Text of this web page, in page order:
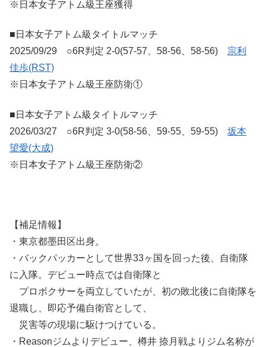
※日本女子アトム級王座獲得
■日本女子アトム級タイトルマッチ
2025/09/29 ○6R判定 2-0(57-57、58-56、58-56) 宗利
佳歩(RST)
※日本女子アトム級王座防衛①
■日本女子アトム級タイトルマッチ
2026/03/27 ○6R判定 3-0(58-56、59-55、59-55) 坂本
望愛(大成)
※日本女子アトム級王座防衛②
【補足情報】
・東京都墨田区出身。
・バックパッカーとして世界33ヶ国を回った後、自衛隊
に入隊。デビュー時点では自衛隊と
プロボクサーを両立していたが、初の敗北後に自衛隊を
退職し、即応予備自衛官として、
災害等の現場に駆けつけている。
・Reasonジムよりデビュー、樽井 捺月戦よりジム名称が